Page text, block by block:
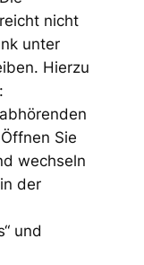
nicht
unter
Hierzu
Sie
wechseln
der
und